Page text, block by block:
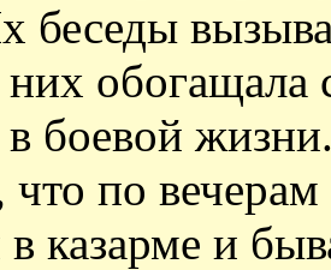
беседы
них
боевой
по
казарме и